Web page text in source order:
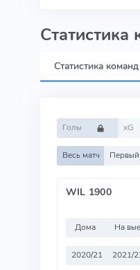
Статистика команд
Голы xG
Весь матч Первый
WIL 1900
Дома На
2020/21 2021/